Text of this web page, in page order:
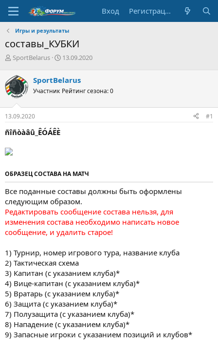
Вход Регистрация
Игры и результаты
составы_КУБКИ
А
т
о
р
т
е
м
SportBelarus
Д
а
н
ч
13.09.2020
SportBelarus
Участник Рейтинг сезона: 0
13.09.2020 #1
ñîñòàâû_ÊÓÁÊÈ
ОБРАЗЕЦ СОСТАВА НА МАТЧ
Все поданные составы должны быть оформлены
следующим образом.
Редактировать сообщение состава нельзя, для
изменения состава необходимо написать новое
сообщение, и удалить старое!
1) Турнир, номер игрового тура, название клуба
2) Тактическая схема
3) Капитан (с указанием клуба)*
4) Вице-капитан (с указанием клуба)*
5) Вратарь (с указанием клуба)*
6) Защита (с указанием клуба)*
7) Полузащита (с указанием клуба)*
8) Нападение (с указанием клуба)*
9) Запасные игроки с указанием позиций и клубов*